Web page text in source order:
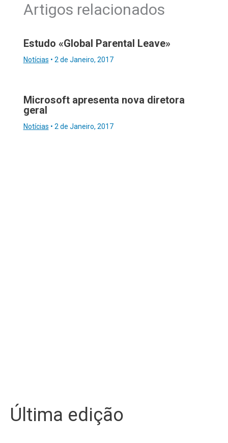
Artigos relacionados
Estudo «Global Parental Leave»
Notícias • 2 de Janeiro, 2017
Microsoft apresenta nova diretora
geral
Notícias • 2 de Janeiro, 2017
Última edição